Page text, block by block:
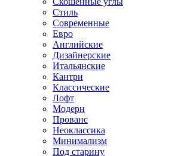
Стиль
Современные
Евро
Английские
Дизайнерские
Итальянские
Кантри
Классические
Лофт
Модерн
Прованс
Неоклассика
Минимализм
Под старину